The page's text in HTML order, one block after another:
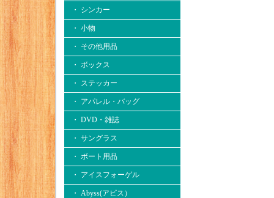
・ シンカー
・ 小物
・ その他用品
・ ボックス
・ ステッカー
・ アパレル・バッグ
・ DVD・雑誌
・ サングラス
・ ボート用品
・ アイスフォーゲル
・ Abyss(アビス）